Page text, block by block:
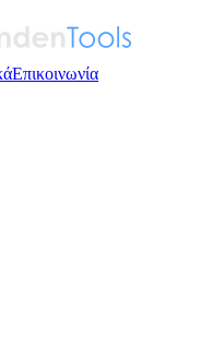
Επικοινωνία